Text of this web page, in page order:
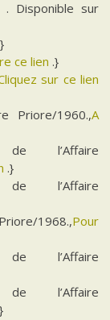
. Disponible sur
ce lien .}
sur ce lien
Priore/1960.,A
l’Affaire
.}
l’Affaire
1968.,Pour
l’Affaire
l’Affaire